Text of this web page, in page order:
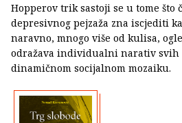
Hopperov trik sastoji se u tome što
depresivnog pejzaža zna iscjediti
naravno, mnogo više od kulisa,
odražava individualni narativ
dinamičnom socijalnom mozaiku.